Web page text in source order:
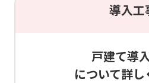
導入工
戸建て導
について詳